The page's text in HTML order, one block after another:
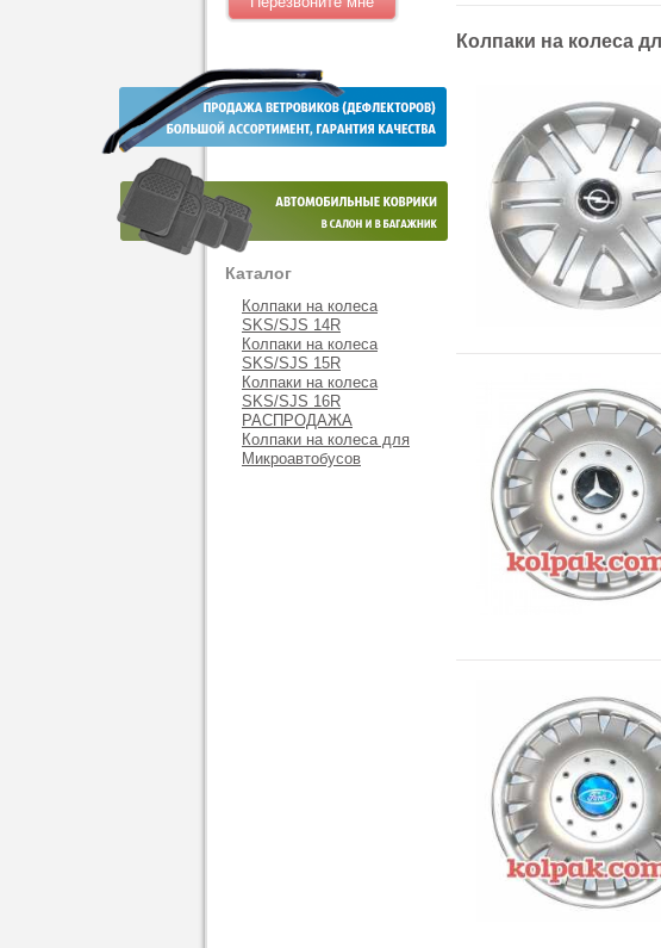
Каталог
Колпаки на колеса
SKS/SJS 14R
Колпаки на колеса
SKS/SJS 15R
Колпаки на колеса
SKS/SJS 16R
РАСПРОДАЖА
Колпаки на колеса для
Микроавтобусов
Колпаки на колеса